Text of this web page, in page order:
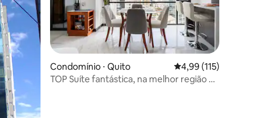
Condomínio ⋅ Quito 4,99 de uma avaliação
4,99 (115)
TOP Suíte fantástica, na melhor região de